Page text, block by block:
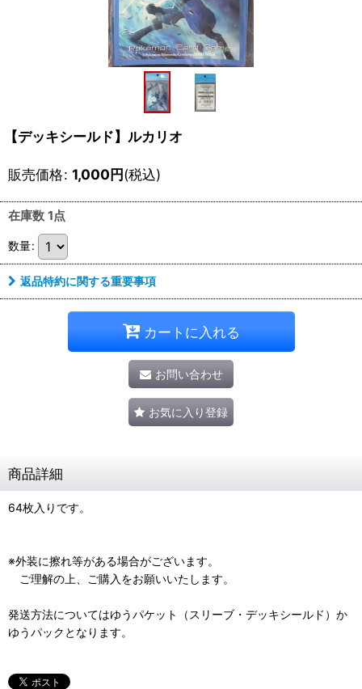
【デッキシールド】ルカリオ
販売価格: 1,000円(税込)
在庫数 1点
数量:
返品特約に関する重要事項
カートに入れる
お問い合わせ
お気に入り登録
商品詳細
64枚入りです。
※外装に擦れ等がある場合がございます。
ご理解の上、ご購入をお願いいたします。
発送方法についてはゆうパケット（スリーブ・デッキシールド）か
ゆうパックとなります。